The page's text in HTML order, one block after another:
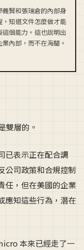
賢和張瑞倉的內部身
知道文件怎麼做才能
個能力。這也說明出
內部，而不在海關。
雙層的。
已表示正在配合調
公司政策和合規控制
任，但在美國的企業
應知這些行為，潛在
本來已經走了一